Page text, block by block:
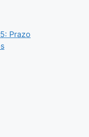
Prazo